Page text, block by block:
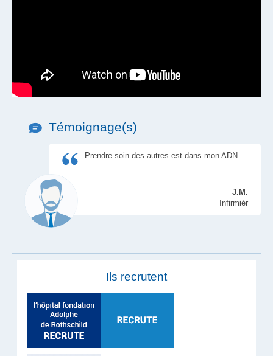
Témoignage(s)
Prendre soin des autres est dans mon ADN
J.M.
Infirmièr
Ils recrutent